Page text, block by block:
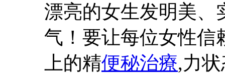
漂亮的女生发明美、
气！要让每位女性信
上的精便秘治療,力